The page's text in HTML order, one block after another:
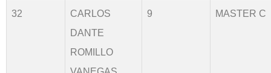
32
CARLOS
DANTE
ROMILLO
9 MASTER C